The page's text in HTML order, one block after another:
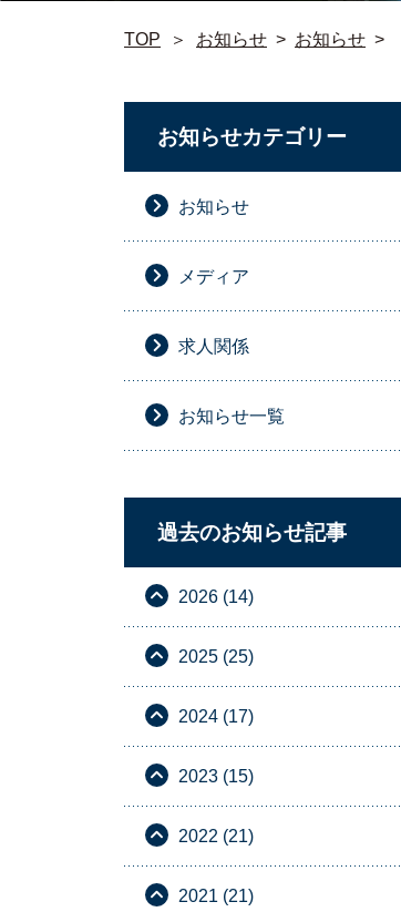
TOP ＞ お知らせ > お知らせ >
お知らせカテゴリー
お知らせ
メディア
求人関係
お知らせ一覧
過去のお知らせ記事
2026 (14)
2025 (25)
2024 (17)
2023 (15)
2022 (21)
2021 (21)